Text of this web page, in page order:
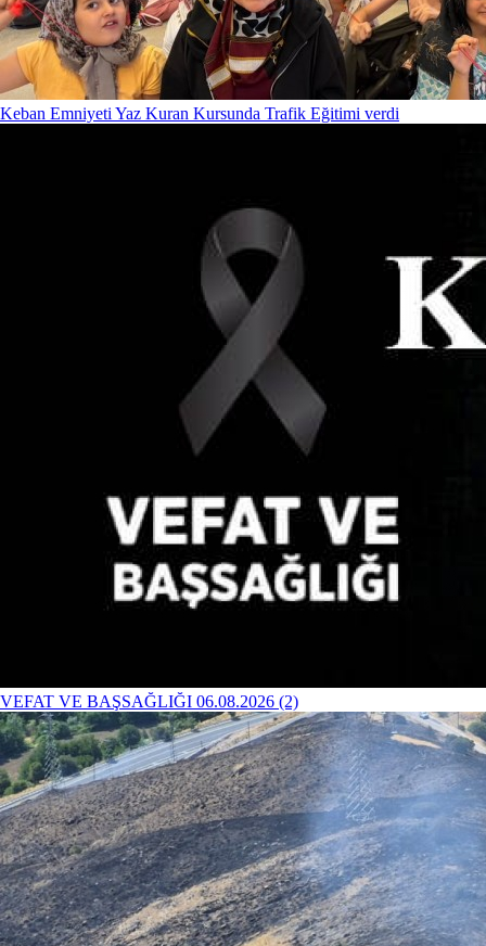
Keban Emniyeti Yaz Kuran Kursunda Trafik Eğitimi verdi
VEFAT VE BAŞSAĞLIĞI 06.08.2026 (2)